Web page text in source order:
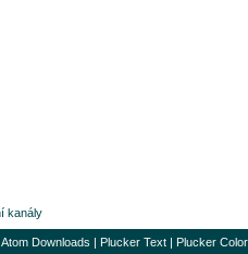
kanály
Atom Downloads | Plucker Text | Plucker Color